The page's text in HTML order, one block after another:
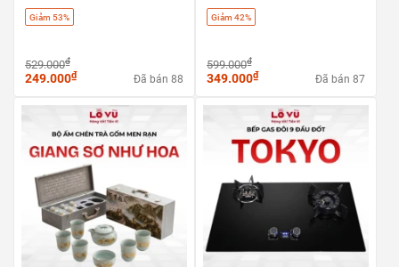
mùi
Giảm 53%
529.000₫
249.000₫ Đã bán 88
cổng LAN
Giảm 42%
599.000₫
349.000₫ Đã bán 87